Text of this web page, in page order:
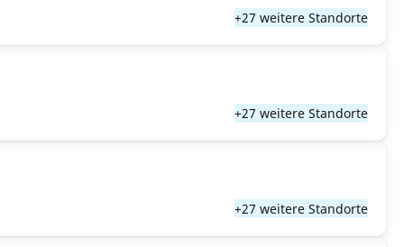
+27 weitere Standorte
+27 weitere Standorte
+27 weitere Standorte